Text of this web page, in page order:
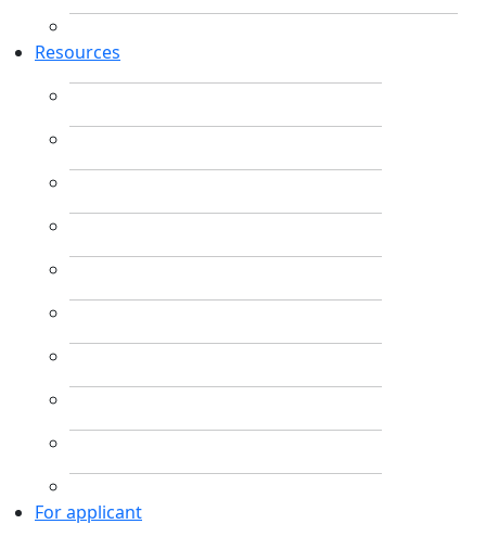
Resources
For applicant